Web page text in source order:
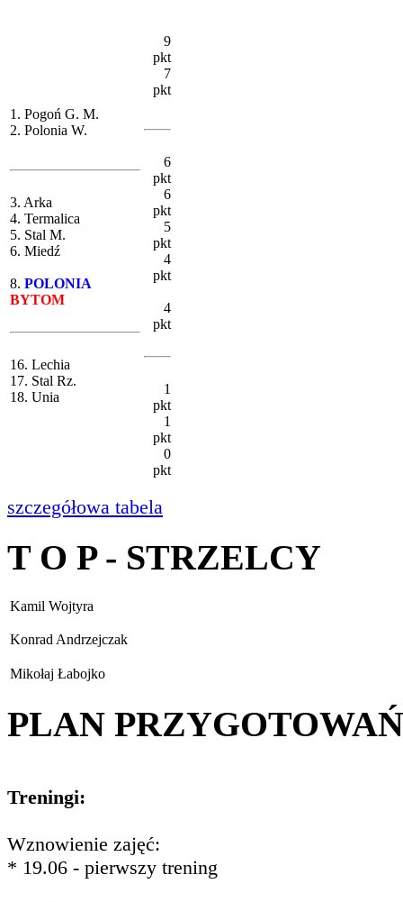
1. Pogoń G. M.
2. Polonia W.
3. Arka
4. Termalica
5. Stal M.
6. Miedź
8. POLONIA
BYTOM
16. Lechia
17. Stal Rz.
18. Unia
9
pkt
7
pkt
6
pkt
6
pkt
5
pkt
4
pkt
4
pkt
1
pkt
1
pkt
0
pkt
szczegółowa tabela
T O P - STRZELCY
Kamil Wojtyra
Konrad Andrzejczak
Mikołaj Łabojko
PLAN PRZYGOTOWAŃ
Treningi:
Wznowienie zajęć:
* 19.06 - pierwszy trening